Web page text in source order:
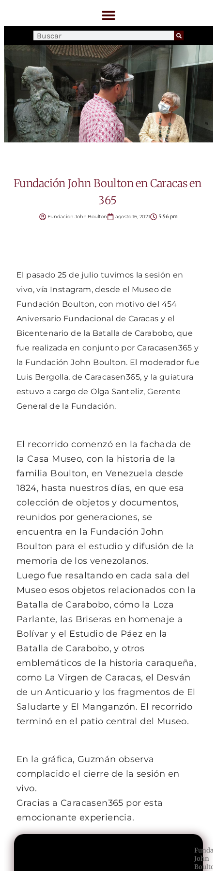
Fundación John Boulton en Caracas en
365
Fundacion John Boulton agosto 16, 2021 5:56 pm
El pasado 25 de julio tuvimos la sesión en
vivo, vía Instagram, desde el Museo de
Fundación Boulton, con motivo del 454
Aniversario Fundacional de Caracas y el
Bicentenario de la Batalla de Carabobo, que
fue realizada en conjunto por Caracasen365 y
la Fundación John Boulton. El moderador fue
Luis Bergolla, de Caracasen365, y la guiatura
estuvo a cargo de Olga Santeliz, Gerente
General de la Fundación.
El recorrido comenzó en la fachada de
la Casa Museo, con la historia de la
familia Boulton, en Venezuela desde
1824, hasta nuestros días, en que esa
colección de objetos y documentos,
reunidos por generaciones, se
encuentra en la Fundación John
Boulton para el estudio y difusión de la
memoria de los venezolanos.
Luego fue resaltando en cada sala del
Museo esos objetos relacionados con la
Batalla de Carabobo, cómo la Loza
Parlante, las Briseras en homenaje a
Bolívar y el Estudio de Páez en la
Batalla de Carabobo, y otros
emblemáticos de la historia caraqueña,
como La Virgen de Caracas, el Desván
de un Anticuario y los fragmentos de El
Saludarte y El Manganzón. El recorrido
terminó en el patio central del Museo.
En la gráfica, Guzmán observa
complacido el cierre de la sesión en
vivo.
Gracias a Caracasen365 por esta
emocionante experiencia.
John